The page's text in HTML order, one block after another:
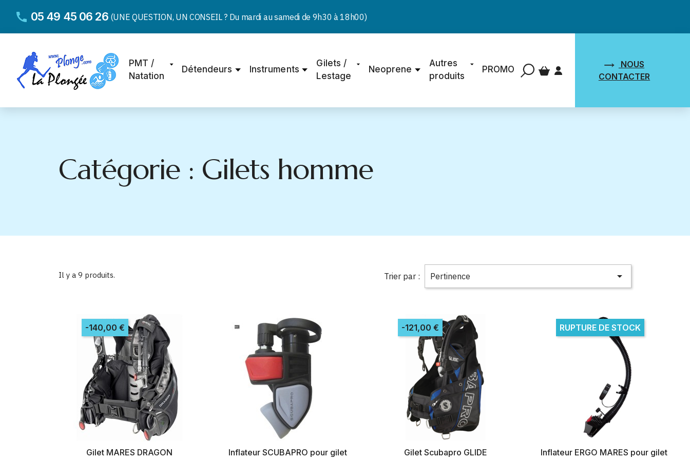
05 49 45 06 26 (UNE QUESTION, UN CONSEIL ? Du mardi au samedi de 9h30 à 18h00)
PMT /
Natation
Détendeurs Instruments
Gilets /
Lestage
Neoprene
Autres
produits
PROMO
NOUS
CONTACTER
Catégorie : Gilets homme
Il y a 9 produits. Trier par : Pertinence 
Gilet MARES DRAGON
-140,00 €
Inflateur SCUBAPRO pour gilet Gilet Scubapro GLIDE
-121,00 €
Inflateur ERGO MARES pour gilet
RUPTURE DE STOCK